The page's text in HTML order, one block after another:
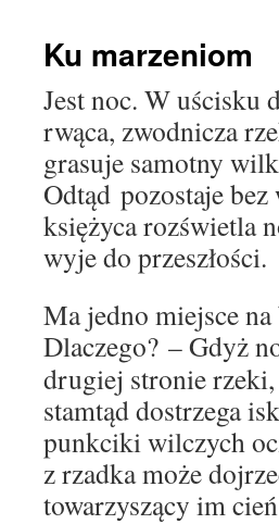
Ku marzeniom
Jest noc. W uścisku
rwąca, zwodnicza
grasuje samotny
Odtąd pozostaje bez
księżyca rozświetla
wyje do przeszłości.
Ma jedno miejsce
Dlaczego? – Gdyż
drugiej stronie rzeki,
stamtąd dostrzega
punkciki wilczych
z rzadka może
towarzyszący im